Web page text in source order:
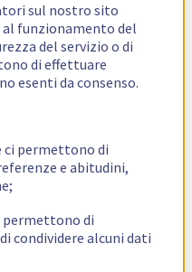
sul nostro sito
funzionamento del
del servizio o di
di effettuare
esenti da consenso.
ci permettono di
e abitudini,
permettono di
condividere alcuni dati